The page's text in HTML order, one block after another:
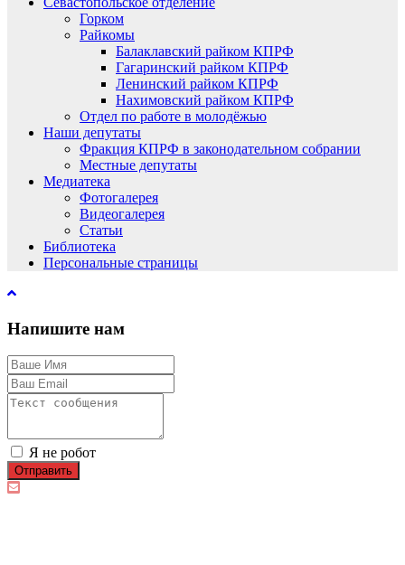
Горком
Райкомы
Балаклавский райком КПРФ
Гагаринский райком КПРФ
Ленинский райком КПРФ
Нахимовский райком КПРФ
Отдел по работе в молодёжью
Наши депутаты
Фракция КПРФ в законодательном собрании
Местные депутаты
Медиатека
Фотогалерея
Видеогалерея
Статьи
Библиотека
Персональные страницы
Напишите нам
Я не робот
Отправить